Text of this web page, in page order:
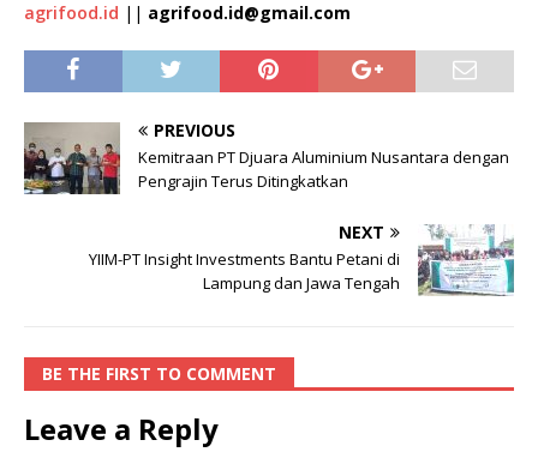
agrifood.id || agrifood.id@gmail.com
PREVIOUS
Kemitraan PT Djuara Aluminium Nusantara dengan
Pengrajin Terus Ditingkatkan
NEXT
YIIM-PT Insight Investments Bantu Petani di
Lampung dan Jawa Tengah
BE THE FIRST TO COMMENT
Leave a Reply